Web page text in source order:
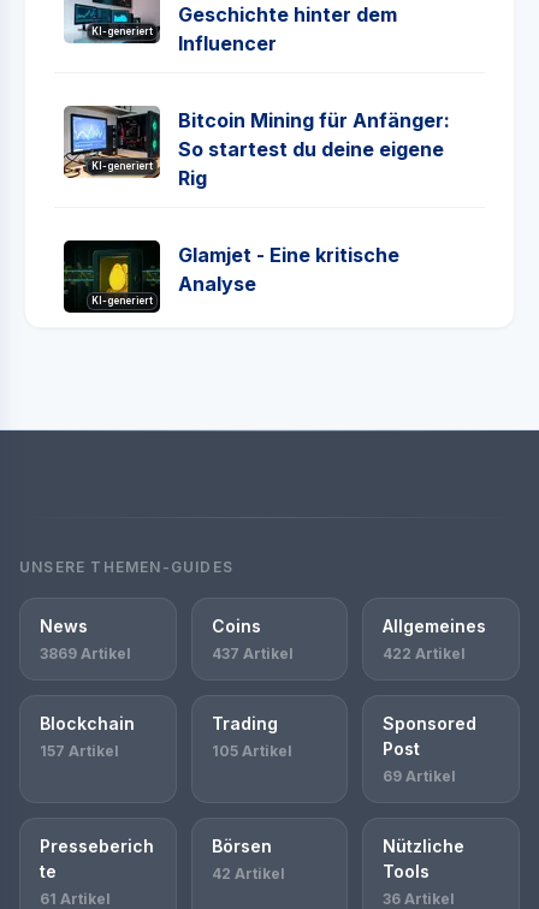
KI-generiert
Geschichte hinter dem
Influencer
KI-generiert
Bitcoin Mining für Anfänger:
So startest du deine eigene
Rig
KI-generiert
Glamjet - Eine kritische
Analyse
UNSERE THEMEN-GUIDES
News
3869 Artikel
Coins
437 Artikel
Allgemeines
422 Artikel
Blockchain
157 Artikel
Trading
105 Artikel
Sponsored
Post
69 Artikel
Presseberich
te
61 Artikel
Börsen
42 Artikel
Nützliche
Tools
36 Artikel